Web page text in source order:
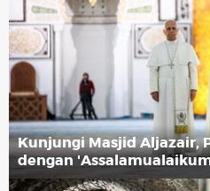
Kunjungi Masjid Aljazair,
dengan